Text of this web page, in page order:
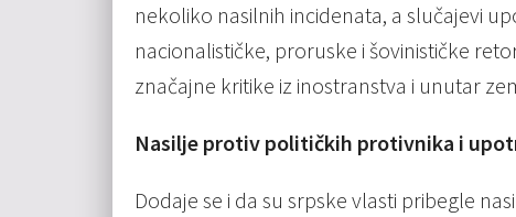
nekoliko nasilnih incidenata, a slučajevi
nacionalističke, proruske i šovinističke
značajne kritike iz inostranstva i unutar
Nasilje protiv političkih protivnika i
Dodaje se i da su srpske vlasti pribegle